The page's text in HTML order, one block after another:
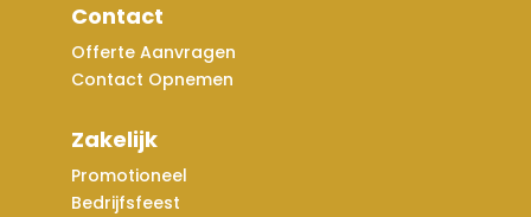
Contact
Offerte Aanvragen
Contact Opnemen
Zakelijk
Promotioneel
Bedrijfsfeest